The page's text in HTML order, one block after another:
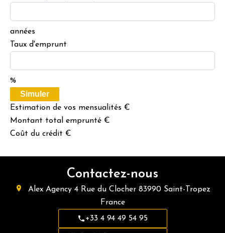
années
Taux d'emprunt
%
Simuler
Estimation de vos mensualités €
Montant total emprunté €
Coût du crédit €
Contactez-nous
Alex Agency4 Rue du Clocher 83990Saint-Tropez
France
+33 4 94 49 54 95